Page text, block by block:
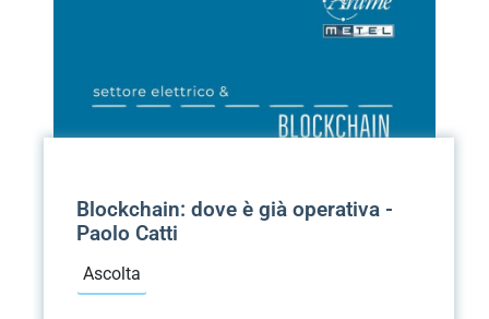
Blockchain: dove è già operativa -
Paolo Catti
Ascolta